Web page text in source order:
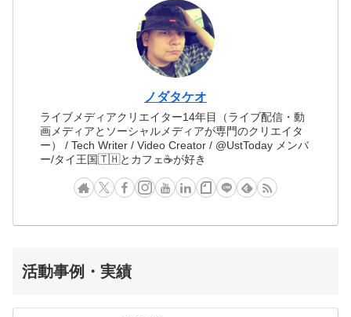
ノダタケオ
ライブメディアクリエイター14年目（ライブ配信・動
画メディアとソーシャルメディアが専門のクリエイタ
ー） / Tech Writer / Video Creator / @UstToday メンバ
ー/タイ王国🇹🇭とカフェ☕️が好き
活動事例・実績